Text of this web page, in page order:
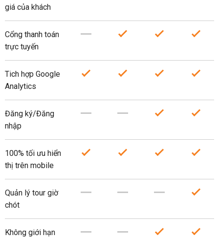
giá của khách
Cổng thanh toán
trực tuyến
Tich hợp Google
Analytics
Đăng ký/Đăng
nhập
100% tối ưu hiển
thị trên mobile
Quản lý tour giờ
chót
Không giới hạn